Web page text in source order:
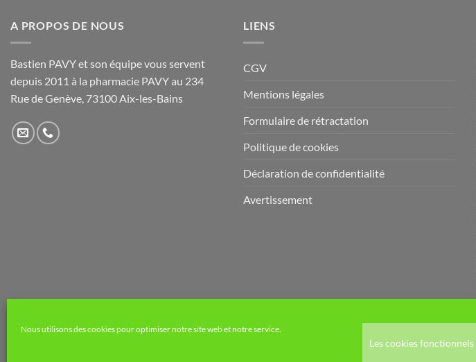
Nous utilisons des cookies pour optimiser notre site web et notre service.
Les cookies fonctionnels
A PROPOS DE NOUS
Bastien PAVY et son équipe vous servent
depuis 2011 à la pharmacie PAVY au 234
Rue de Genève, 73100 Aix-les-Bains
LIENS
CGV
Mentions légales
Formulaire de rétractation
Politique de cookies
Déclaration de confidentialité
Avertissement